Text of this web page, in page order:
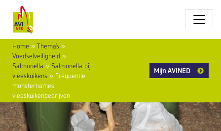
Home »Thema’s »
Voedselveiligheid »
Salmonella » Salmonella bij
vleeskuikens » Frequentie
monsternames
vleeskuikenbedrijven
Mijn AVINED